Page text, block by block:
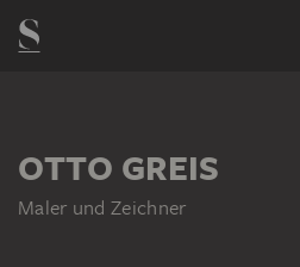
OTTO GREIS
Maler und Zeichner